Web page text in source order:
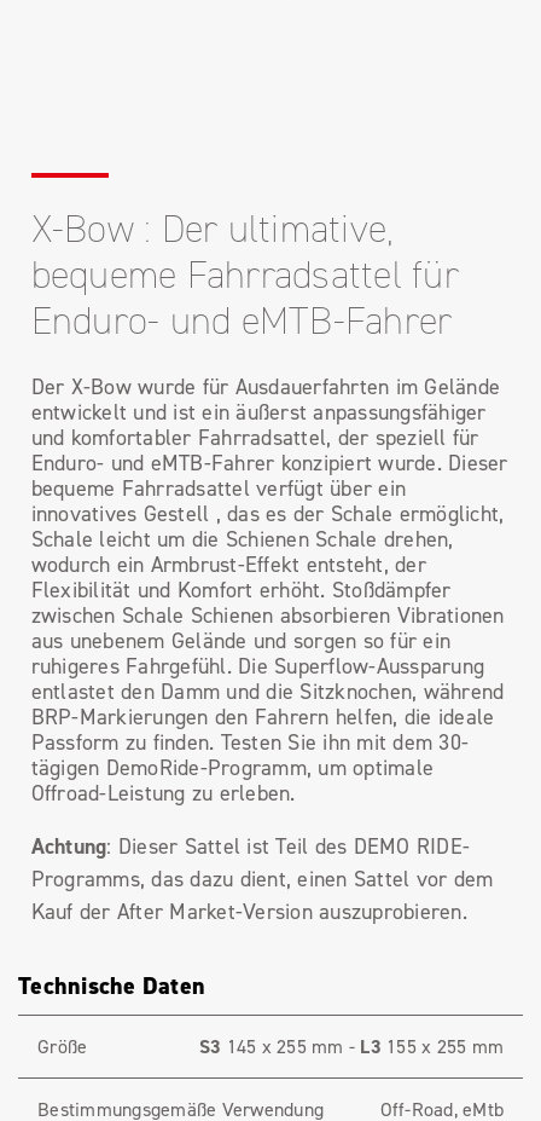
X-Bow : Der ultimative,
bequeme Fahrradsattel für
Enduro- und eMTB-Fahrer
Der X-Bow wurde für Ausdauerfahrten im Gelände
entwickelt und ist ein äußerst anpassungsfähiger
und komfortabler Fahrradsattel, der speziell für
Enduro- und eMTB-Fahrer konzipiert wurde. Dieser
bequeme Fahrradsattel verfügt über ein
innovatives Gestell , das es der Schale ermöglicht,
Schale leicht um die Schienen Schale drehen,
wodurch ein Armbrust-Effekt entsteht, der
Flexibilität und Komfort erhöht. Stoßdämpfer
zwischen Schale Schienen absorbieren Vibrationen
aus unebenem Gelände und sorgen so für ein
ruhigeres Fahrgefühl. Die Superflow-Aussparung
entlastet den Damm und die Sitzknochen, während
BRP-Markierungen den Fahrern helfen, die ideale
Passform zu finden. Testen Sie ihn mit dem 30-
tägigen DemoRide-Programm, um optimale
Offroad-Leistung zu erleben.
Achtung: Dieser Sattel ist Teil des DEMO RIDE-
Programms, das dazu dient, einen Sattel vor dem
Kauf der After Market-Version auszuprobieren.
Technische Daten
Größe S3 145 x 255 mm - L3 155 x 255 mm
Bestimmungsgemäße Verwendung Off-Road, eMtb